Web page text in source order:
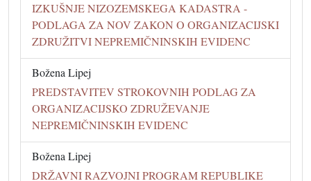
IZKUŠNJE NIZOZEMSKEGA KADASTRA -
PODLAGA ZA NOV ZAKON O ORGANIZACIJSKI
ZDRUŽITVI NEPREMIČNINSKIH EVIDENC
Božena Lipej
PREDSTAVITEV STROKOVNIH PODLAG ZA
ORGANIZACIJSKO ZDRUŽEVANJE
NEPREMIČNINSKIH EVIDENC
Božena Lipej
DRŽAVNI RAZVOJNI PROGRAM REPUBLIKE